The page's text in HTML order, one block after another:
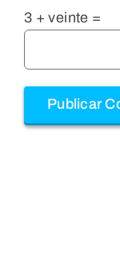
3 + veinte =